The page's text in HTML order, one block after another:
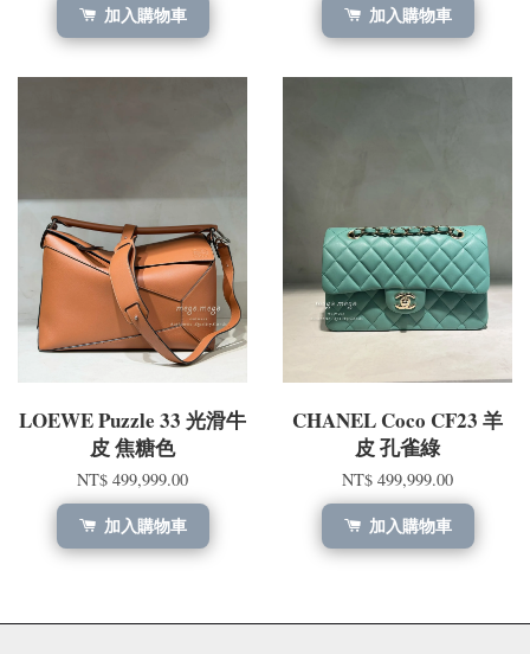
加入購物車 加入購物車
LOEWE Puzzle 33 光滑牛
皮 焦糖色
NT$ 499,999.00
加入購物車
CHANEL Coco CF23 羊
皮 孔雀綠
NT$ 499,999.00
加入購物車